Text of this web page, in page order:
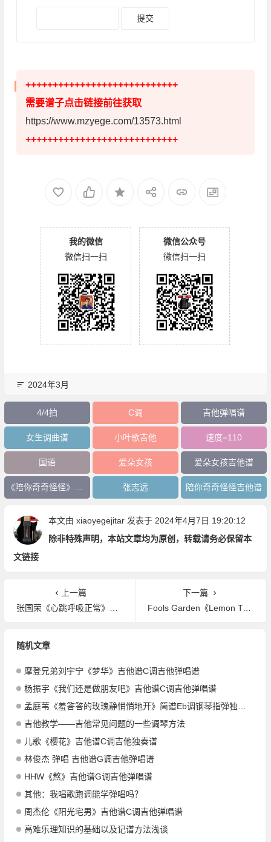
++++++++++++++++++++++++++++
需要谱子点击链接前往获取
https://www.mzyege.com/13573.html
++++++++++++++++++++++++++++
我的微信
微信扫一扫
微信公众号
微信扫一扫
2024年3月
4/4拍 C调 吉他弹唱谱
女生调曲谱 小叶歌吉他 速度=110
国语 爱朵女孩 爱朵女孩吉他谱
张志远 陪你奇奇怪怪吉他谱
本文由 xiaoyegejitar发表于 2024年4月7日 19:20:12
除非特殊声明，本站文章均为原创，转载请务必保留本
文链接
上一篇
张国荣《心跳呼吸正常》吉他谱C调吉他弹唱谱
下一篇
Fools Garden《Lemon Tree》吉他谱C调吉他弹唱谱
随机文章
摩登兄弟刘宇宁《梦华》吉他谱C调吉他弹唱谱
杨振宇《我们还是做朋友吧》吉他谱C调吉他弹唱谱
孟庭苇《羞答答的玫瑰静悄悄地开》简谱Eb调钢琴指弹独奏谱
吉他教学——吉他常见问题的一些调琴方法
儿歌《樱花》吉他谱C调吉他独奏谱
林俊杰 弹唱 吉他谱G调吉他弹唱谱
HHW《熬》吉他谱G调吉他弹唱谱
其他：我唱歌跑调能学弹唱吗？
周杰伦《阳光宅男》吉他谱C调吉他弹唱谱
高难乐理知识的基础以及记谱方法浅谈